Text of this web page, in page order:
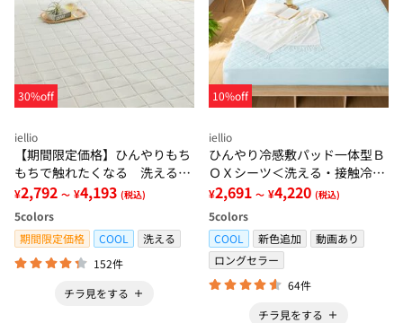
30%off
iellio
【期間限定価格】ひんやりもち
もちで触れたくなる 洗えるラ
グ＜低反発・滑りにくい・接触
冷感・防ダニ・カーペット＞
¥2,792 ～ ¥4,193 (税込)
5colors
期間限定価格
COOL
洗える
152件
チラ見をする
10%off
iellio
ひんやり冷感敷パッド一体型Ｂ
ＯＸシーツ＜洗える・接触冷
感・抗菌防臭・時短・家事楽・
ボックスシーツ・寝苦しさ対策
＞
¥2,691 ～ ¥4,220 (税込)
5colors
COOL
新色追加
動画あり
ロングセラー
64件
チラ見をする